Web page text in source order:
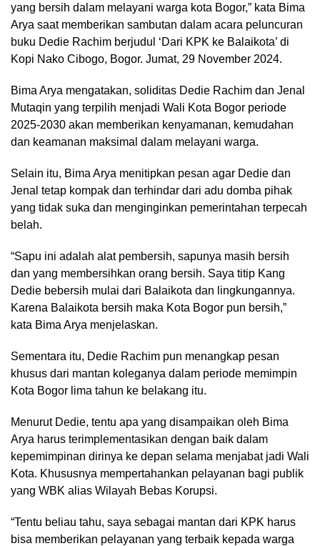
yang bersih dalam melayani warga kota Bogor,” kata Bima
Arya saat memberikan sambutan dalam acara peluncuran
buku Dedie Rachim berjudul ‘Dari KPK ke Balaikota’ di
Kopi Nako Cibogo, Bogor. Jumat, 29 November 2024.
Bima Arya mengatakan, soliditas Dedie Rachim dan Jenal
Mutaqin yang terpilih menjadi Wali Kota Bogor periode
2025-2030 akan memberikan kenyamanan, kemudahan
dan keamanan maksimal dalam melayani warga.
Selain itu, Bima Arya menitipkan pesan agar Dedie dan
Jenal tetap kompak dan terhindar dari adu domba pihak
yang tidak suka dan menginginkan pemerintahan terpecah
belah.
“Sapu ini adalah alat pembersih, sapunya masih bersih
dan yang membersihkan orang bersih. Saya titip Kang
Dedie bebersih mulai dari Balaikota dan lingkungannya.
Karena Balaikota bersih maka Kota Bogor pun bersih,”
kata Bima Arya menjelaskan.
Sementara itu, Dedie Rachim pun menangkap pesan
khusus dari mantan koleganya dalam periode memimpin
Kota Bogor lima tahun ke belakang itu.
Menurut Dedie, tentu apa yang disampaikan oleh Bima
Arya harus terimplementasikan dengan baik dalam
kepemimpinan dirinya ke depan selama menjabat jadi Wali
Kota. Khususnya mempertahankan pelayanan bagi publik
yang WBK alias Wilayah Bebas Korupsi.
“Tentu beliau tahu, saya sebagai mantan dari KPK harus
bisa memberikan pelayanan yang terbaik kepada warga